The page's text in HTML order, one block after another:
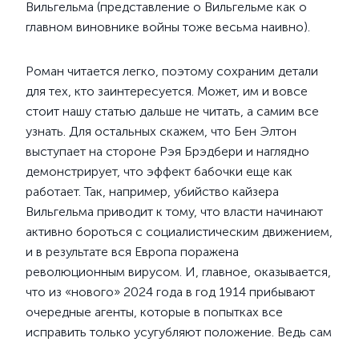
Вильгельма (представление о Вильгельме как о
главном виновнике войны тоже весьма наивно).
Роман читается легко, поэтому сохраним детали
для тех, кто заинтересуется. Может, им и вовсе
стоит нашу статью дальше не читать, а самим все
узнать. Для остальных скажем, что Бен Элтон
выступает на стороне Рэя Брэдбери и наглядно
демонстрирует, что эффект бабочки еще как
работает. Так, например, убийство кайзера
Вильгельма приводит к тому, что власти начинают
активно бороться с социалистическим движением,
и в результате вся Европа поражена
революционным вирусом. И, главное, оказывается,
что из «нового» 2024 года в год 1914 прибывают
очередные агенты, которые в попытках все
исправить только усугубляют положение. Ведь сам